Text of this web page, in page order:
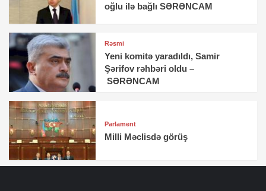
oğlu ilə bağlı SƏRƏNCAM
Rəsmi
Yeni komitə yaradıldı, Samir
Şərifov rəhbəri oldu –
SƏRƏNCAM
Parlament
Milli Məclisdə görüş